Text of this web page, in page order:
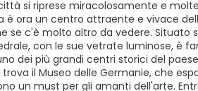
si riprese miracolosamente e
ora un centro attraente e vivace
c'è molto altro da vedere. Situato
con le sue vetrate luminose, è
dei più grandi centri storici del
il Museo delle Germanie, che
un must per gli amanti dell'arte.